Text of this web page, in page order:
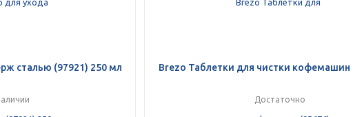
сталью (97921) 250 мл Brezo Таблетки для чистки кофемашин
Достаточно